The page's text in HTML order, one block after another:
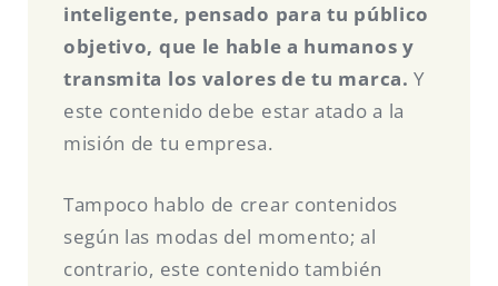
inteligente, pensado para tu público
objetivo, que le hable a humanos y
transmita los valores de tu marca.Y
este contenido debe estar atado a la
misión de tu empresa.
Tampoco hablo de crear contenidos
según las modas del momento; al
contrario, este contenido también